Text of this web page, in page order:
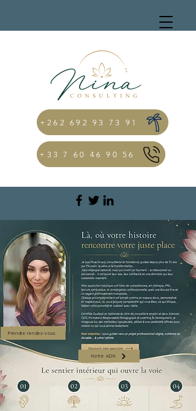
+262 692 93 73 91
+33 7 60 46 90 56
Prendre rendez-vous
Notre ADN